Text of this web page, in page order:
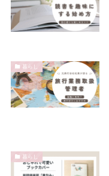
暮らし
暮らし